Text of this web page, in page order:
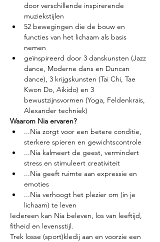
door verschillende inspirerende
muziekstijlen
52 bewegingen die de bouw en
functies van het lichaam als basis
nemen
geïnspireerd door 3 danskunsten (Jazz
dance, Moderne dans en Duncan
dance), 3 krijgskunsten (Tai Chi, Tae
Kwon Do, Aikido) en 3
bewustzijnsvormen (Yoga, Feldenkrais,
Alexander techniek)
Waarom Nia ervaren?
...Nia zorgt voor een betere conditie,
sterkere spieren en gewichtscontrole
...Nia kalmeert de geest, vermindert
stress en stimuleert creativiteit
...Nia geeft ruimte aan expressie en
emoties
...Nia verhoogt het plezier om (in je
lichaam) te leven
Iedereen kan Nia beleven, los van leeftijd,
fitheid en levensstijl.
Trek losse (sport)kledij aan en voorzie een